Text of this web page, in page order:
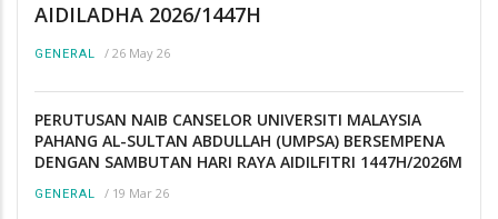
AIDILADHA 2026/1447H
GENERAL / 26 May 26
PERUTUSAN NAIB CANSELOR UNIVERSITI MALAYSIA
PAHANG AL-SULTAN ABDULLAH (UMPSA) BERSEMPENA
DENGAN SAMBUTAN HARI RAYA AIDILFITRI 1447H/2026M
GENERAL / 19 Mar 26